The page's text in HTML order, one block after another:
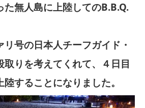
た無人島に上陸してのB.B.Q.
号の日本人チーフガイド・
取りを考えてくれて、４日目
することになりました。